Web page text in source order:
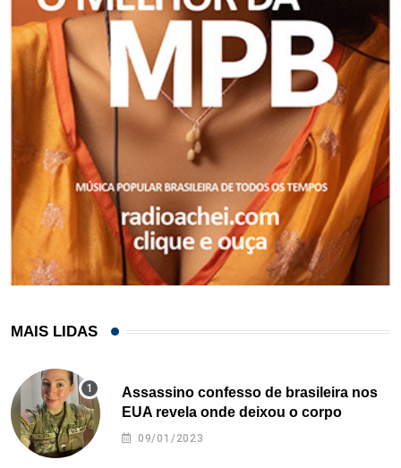
MAIS LIDAS
Assassino confesso de brasileira nos
EUA revela onde deixou o corpo
09/01/2023